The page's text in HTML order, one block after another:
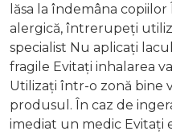
lăsa la îndemâna
alergică, întrerupeți
specialist Nu aplicați
fragile Evitați inhalarea
Utilizați într-o zonă bine
produsul. În caz de
imediat un medic Evitați